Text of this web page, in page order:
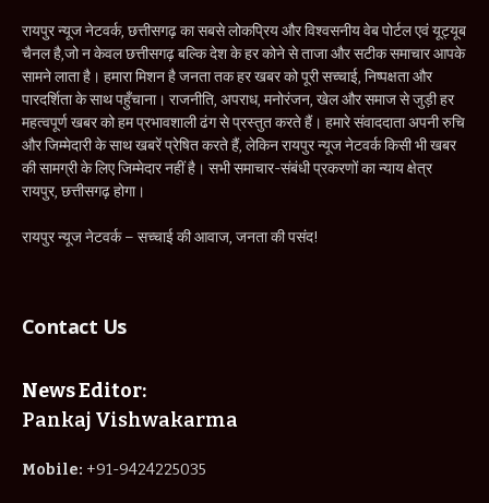
रायपुर न्यूज नेटवर्क, छत्तीसगढ़ का सबसे लोकप्रिय और विश्वसनीय वेब पोर्टल एवं यूट्यूब
चैनल है,जो न केवल छत्तीसगढ़ बल्कि देश के हर कोने से ताजा और सटीक समाचार आपके
सामने लाता है। हमारा मिशन है जनता तक हर खबर को पूरी सच्चाई, निष्पक्षता और
पारदर्शिता के साथ पहुँचाना। राजनीति, अपराध, मनोरंजन, खेल और समाज से जुड़ी हर
महत्वपूर्ण खबर को हम प्रभावशाली ढंग से प्रस्तुत करते हैं। हमारे संवाददाता अपनी रुचि
और जिम्मेदारी के साथ खबरें प्रेषित करते हैं, लेकिन रायपुर न्यूज नेटवर्क किसी भी खबर
की सामग्री के लिए जिम्मेदार नहीं है। सभी समाचार-संबंधी प्रकरणों का न्याय क्षेत्र
रायपुर, छत्तीसगढ़ होगा।
रायपुर न्यूज नेटवर्क – सच्चाई की आवाज, जनता की पसंद!
Contact Us
News Editor:
Pankaj Vishwakarma
Mobile: +91-9424225035